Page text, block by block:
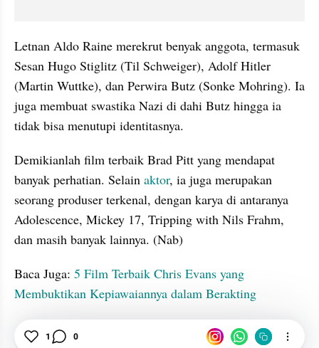
Letnan Aldo Raine merekrut benyak anggota, termasuk
Sesan Hugo Stiglitz (Til Schweiger), Adolf Hitler
(Martin Wuttke), dan Perwira Butz (Sonke Mohring). Ia
juga membuat swastika Nazi di dahi Butz hingga ia
tidak bisa menutupi identitasnya.
Demikianlah film terbaik Brad Pitt yang mendapat
banyak perhatian. Selain aktor, ia juga merupakan
seorang produser terkenal, dengan karya di antaranya
Adolescence, Mickey 17, Tripping with Nils Frahm,
dan masih banyak lainnya. (Nab)
Baca Juga: 5 Film Terbaik Chris Evans yang
Membuktikan Kepiawaiannya dalam Berakting
Film Brad Pitt
1 0